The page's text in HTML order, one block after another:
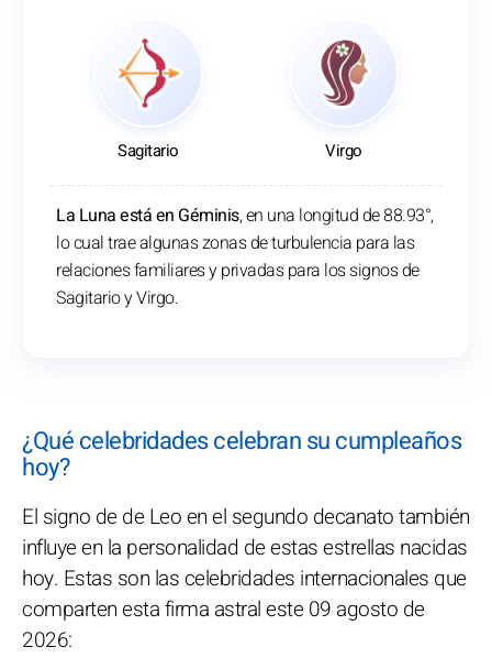
Sagitario Virgo
La Luna está en Géminis, en una longitud de 88.93°,
lo cual trae algunas zonas de turbulencia para las
relaciones familiares y privadas para los signos de
Sagitario y Virgo.
¿Qué celebridades celebran su cumpleaños
hoy?
El signo de de Leo en el segundo decanato también
influye en la personalidad de estas estrellas nacidas
hoy. Estas son las celebridades internacionales que
comparten esta firma astral este 09 agosto de
2026: